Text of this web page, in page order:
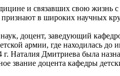
и связавших свою жизнь
в широких научных
доцент, заведующий
армии, где находилась до
Наталия Дмитриева была
звание доцента кафедры